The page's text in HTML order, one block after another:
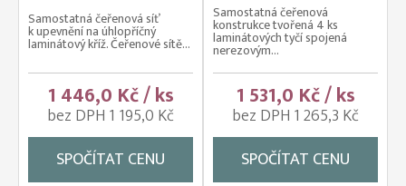
Samostatná čeřenová síť
k upevnění na úhlopříčný
laminátový kříž. Čeřenové sítě...
1 446,0 Kč / ks
bez DPH 1 195,0 Kč
SPOČÍTAT CENU
Samostatná čeřenová
konstrukce tvořená 4 ks
laminátových tyčí spojená
nerezovým...
1 531,0 Kč / ks
bez DPH 1 265,3 Kč
SPOČÍTAT CENU